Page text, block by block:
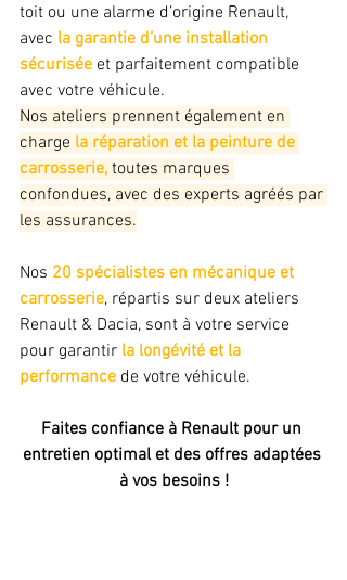
toit ou une alarme d’origine Renault,
avec la garantie d’une installation
sécurisée et parfaitement compatible
avec votre véhicule.
Nos ateliers prennent également en
charge la réparation et la peinture de
carrosserie, toutes marques
confondues, avec des experts agréés par
les assurances.
Nos 20 spécialistes en mécanique et
carrosserie, répartis sur deux ateliers
Renault & Dacia, sont à votre service
pour garantir la longévité et la
performance de votre véhicule.
Faites confiance à Renault pour un
entretien optimal et des offres adaptées
à vos besoins !